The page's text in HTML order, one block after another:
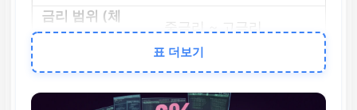
중금리 ~ 고금리
카드사(카드론)
표 더보기